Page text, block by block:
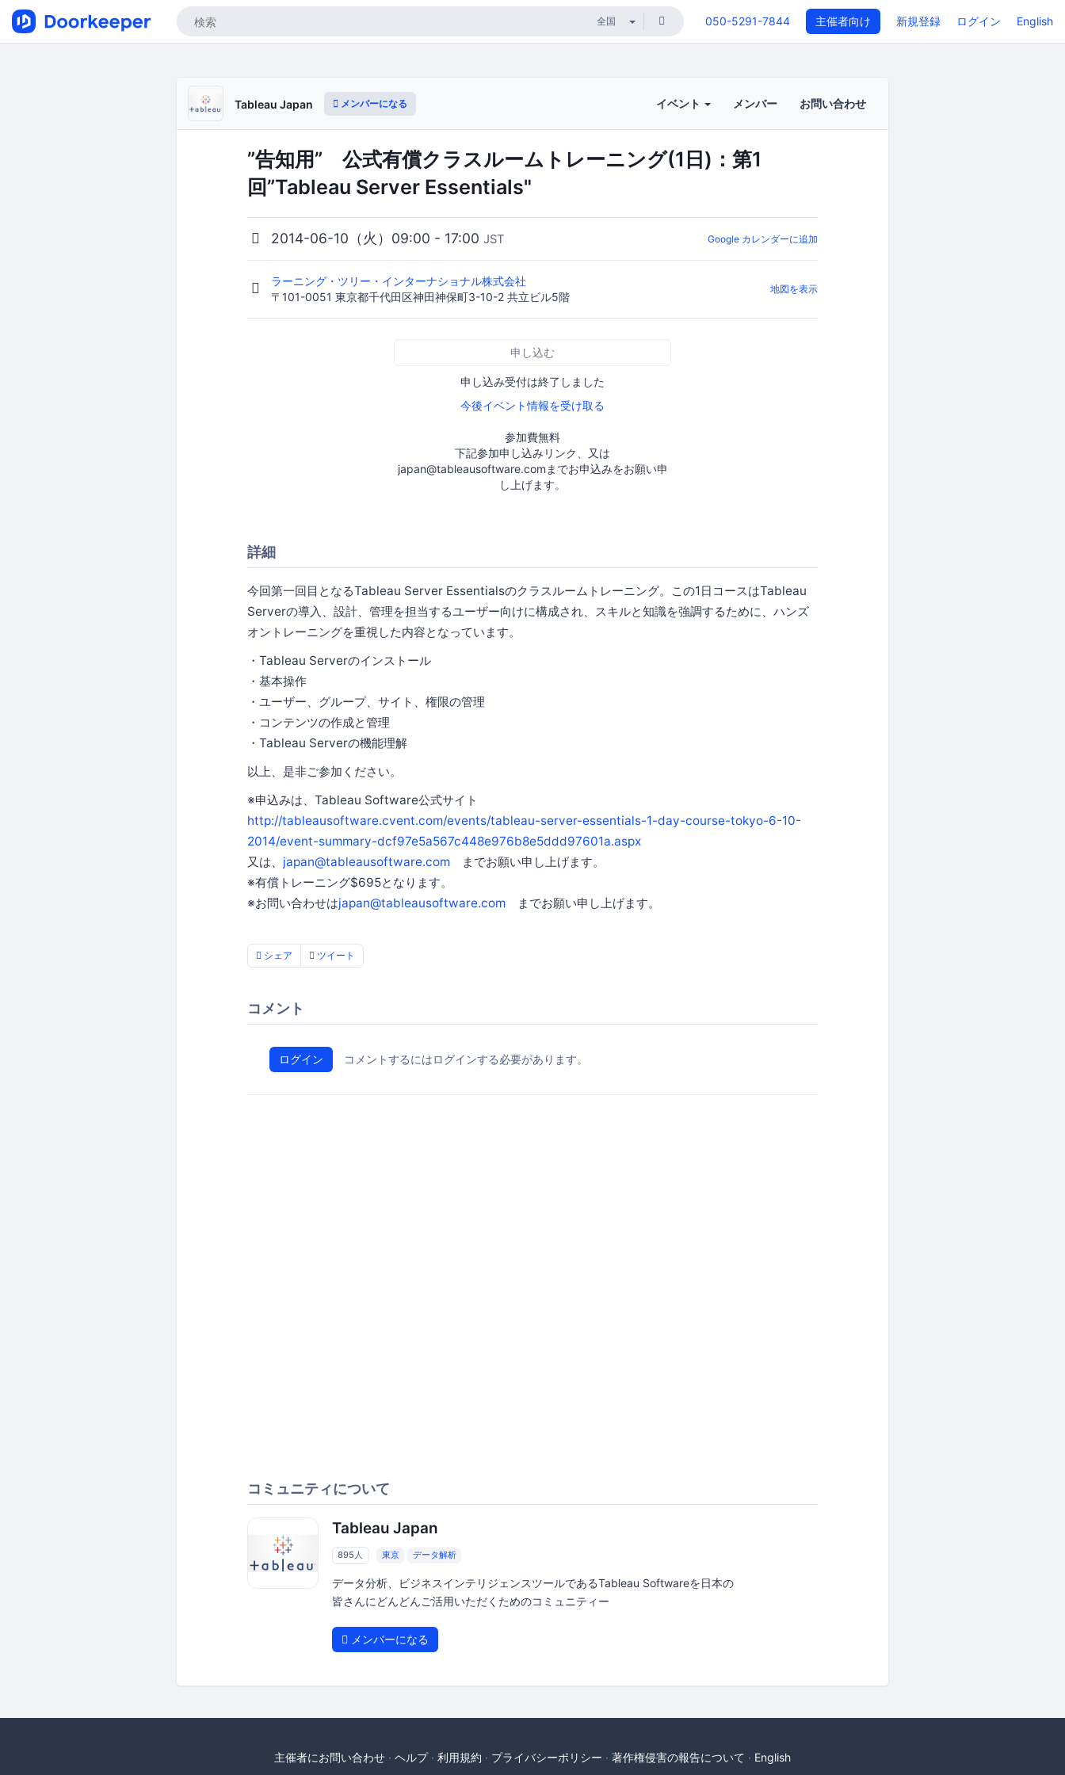
050-5291-7844 主催者向け 新規登録 ログイン English
Tableau Japan メンバーになる イベント メンバー お問い合わせ
”告知用” 公式有償クラスルームトレーニング(1日)：第1
回”Tableau Server Essentials"
2014-06-10（火）09:00 - 17:00 JST Google カレンダーに追加
ラーニング・ツリー・インターナショナル株式会社
〒101-0051 東京都千代田区神田神保町3-10-2 共立ビル5階
地図を表示
申し込む
申し込み受付は終了しました
今後イベント情報を受け取る
参加費無料
下記参加申し込みリンク、又は
japan@tableausoftware.comまでお申込みをお願い申
し上げます。
詳細
今回第一回目となるTableau Server Essentialsのクラスルームトレーニング。この1日コースはTableau
Serverの導入、設計、管理を担当するユーザー向けに構成され、スキルと知識を強調するために、ハンズ
オントレーニングを重視した内容となっています。
・Tableau Serverのインストール
・基本操作
・ユーザー、グループ、サイト、権限の管理
・コンテンツの作成と管理
・Tableau Serverの機能理解
以上、是非ご参加ください。
※申込みは、Tableau Software公式サイト
http://tableausoftware.cvent.com/events/tableau-server-essentials-1-day-course-tokyo-6-10-
2014/event-summary-dcf97e5a567c448e976b8e5ddd97601a.aspx
又は、 japan@tableausoftware.com までお願い申し上げます。
※有償トレーニング$695となります。
※お問い合わせはjapan@tableausoftware.com までお願い申し上げます。
シェア ツイート
コメント
ログイン コメントするにはログインする必要があります。
コミュニティについて
Tableau Japan
895人 東京 データ解析
データ分析、ビジネスインテリジェンスツールであるTableau Softwareを日本の
皆さんにどんどんご活用いただくためのコミュニティー
メンバーになる
主催者にお問い合わせ ヘルプ 利用規約 プライバシーポリシー 著作権侵害の報告について English